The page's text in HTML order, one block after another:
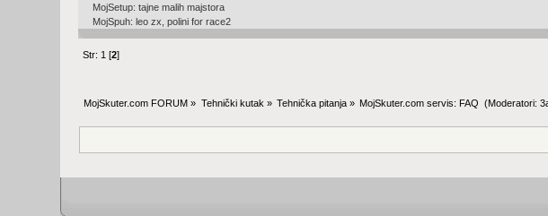
MojSetup: tajne malih majstora
MojSpuh: leo zx, polini for race2
Str: 1 [2]
MojSkuter.com FORUM » Tehnički kutak » Tehnička pitanja » MojSkuter.com servis: FAQ (Moderatori: